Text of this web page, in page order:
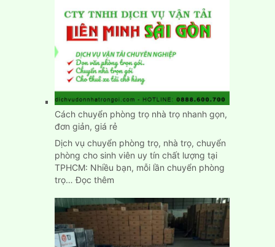
tốt
chuyển
nhà
nhập
trạch
nhanh
chính
xác
Cách chuyển phòng trọ nhà trọ nhanh gọn,
đơn giản, giá rẻ
Dịch vụ chuyển phòng trọ, nhà trọ, chuyển
phòng cho sinh viên uy tín chất lượng tại
TPHCM: Nhiều bạn, mỗi lần chuyển phòng
trọ…Đọc thêm:
chuyển
phòng
trọ
nhà